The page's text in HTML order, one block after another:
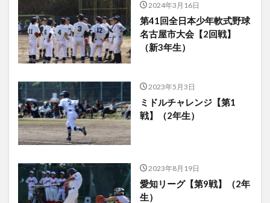
2024年3月16日
第41回全日本少年軟式野球
名古屋市大会【2回戦】
（新3年生）
2023年5月3日
ミドルチャレンジ【第1
戦】（2年生）
2023年8月19日
愛知リーグ【第9戦】（2年
生）